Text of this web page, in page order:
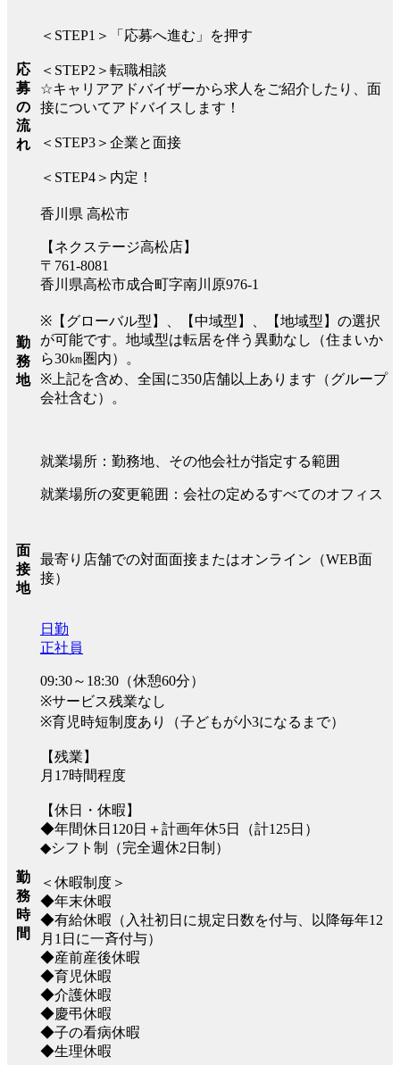
応
募
の
流
れ
＜STEP1＞「応募へ進む」を押す
＜STEP2＞転職相談
☆キャリアアドバイザーから求人をご紹介したり、面
接についてアドバイスします！
＜STEP3＞企業と面接
＜STEP4＞内定！
勤
務
地
香川県 高松市
【ネクステージ高松店】
〒761-8081
香川県高松市成合町字南川原976-1
※【グローバル型】、【中域型】、【地域型】の選択
が可能です。地域型は転居を伴う異動なし（住まいか
ら30㎞圏内）。
※上記を含め、全国に350店舗以上あります（グループ
会社含む）。
就業場所：勤務地、その他会社が指定する範囲
就業場所の変更範囲：会社の定めるすべてのオフィス
面
接
地
最寄り店舗での対面面接またはオンライン（WEB面
接）
勤
務
時
間
日勤
正社員
09:30～18:30（休憩60分）
※サービス残業なし
※育児時短制度あり（子どもが小3になるまで）
【残業】
月17時間程度
【休日・休暇】
◆年間休日120日＋計画年休5日（計125日）
◆シフト制（完全週休2日制）
＜休暇制度＞
◆年末休暇
◆有給休暇（入社初日に規定日数を付与、以降毎年12
月1日に一斉付与）
◆産前産後休暇
◆育児休暇
◆介護休暇
◆慶弔休暇
◆子の看病休暇
◆生理休暇